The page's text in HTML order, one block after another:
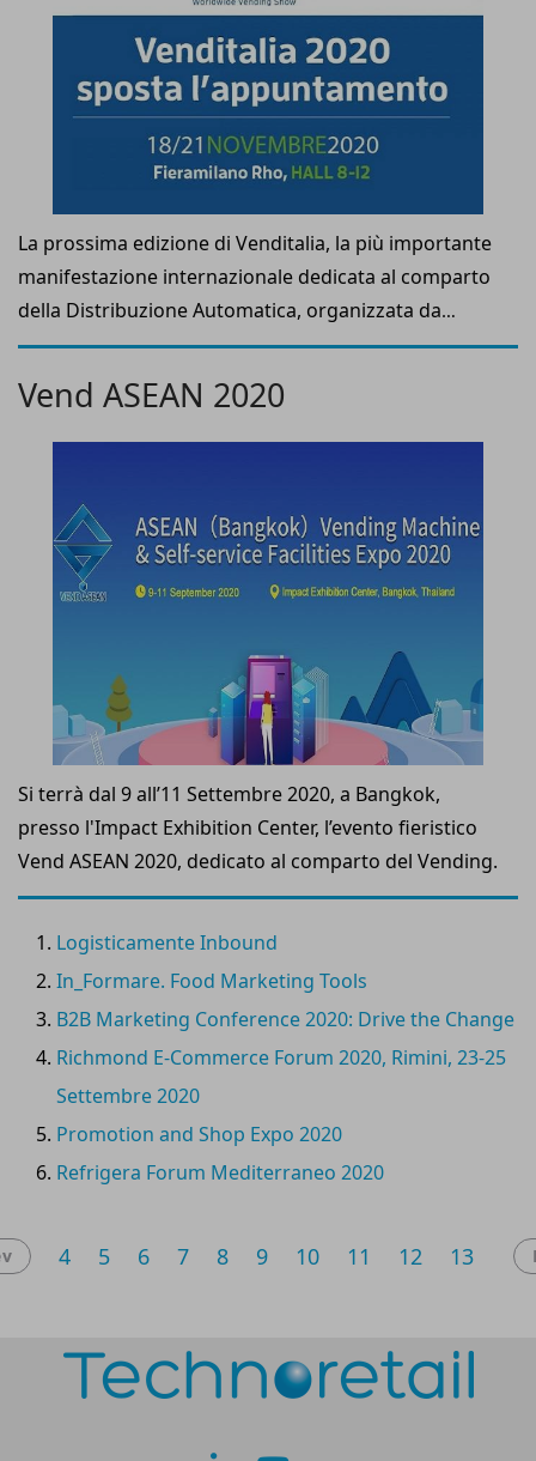
La prossima edizione di Venditalia, la più importante
manifestazione internazionale dedicata al comparto
della Distribuzione Automatica, organizzata da
Venditalia Servizi e promossa da CONFIDA
(Associazione Italiana della Distribuzione
Automatica), che rappresenta i diversi comparti
merceologici dell’intera filiera della distribuzione
18 al 21 Novembre 2020.
Vend ASEAN 2020
Si terrà dal 9 all’11 Settembre 2020, a Bangkok,
presso l'Impact Exhibition Center, l’evento fieristico
Vend ASEAN 2020, dedicato al comparto del Vending.
Logisticamente Inbound
In_Formare. Food Marketing Tools
B2B Marketing Conference 2020: Drive the Change
Richmond E-Commerce Forum 2020, Rimini, 23-25
Settembre 2020
Promotion and Shop Expo 2020
Refrigera Forum Mediterraneo 2020
4 5 6 7 8 9 10 11 12 13